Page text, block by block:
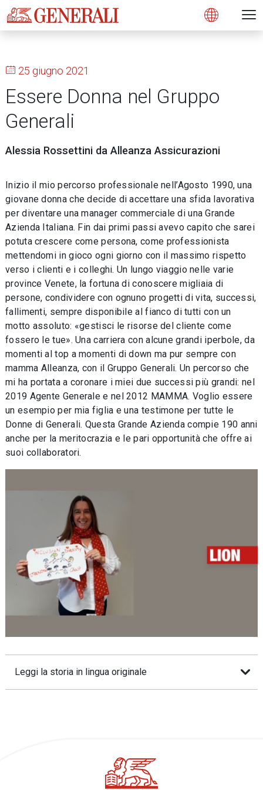
Open
25 giugno 2021
Essere Donna nel Gruppo
Generali
Alessia Rossettini da Alleanza Assicurazioni
Inizio il mio percorso professionale nell’Agosto 1990, una
giovane donna che decide di accettare una sfida lavorativa
per diventare una manager commerciale di una Grande
Azienda Italiana. Fin dai primi passi avevo capito che sarei
potuta crescere come persona, come professionista
mettendomi in gioco ogni giorno con il massimo rispetto
verso i clienti e i colleghi. Un lungo viaggio nelle varie
province Venete, la fortuna di conoscere migliaia di
persone, condividere con ognuno progetti di vita, successi,
fallimenti, sempre disponibile al fianco di tutti con un
motto assoluto: «gestisci le risorse del cliente come
fossero le tue». Una carriera con alcune grandi iperbole, da
momenti al top a momenti di down ma pur sempre con
mamma Alleanza, con il Gruppo Generali. Un percorso che
mi ha portata a coronare i miei due successi più grandi: nel
2019 Agente Generale e nel 2012 MAMMA. Voglio essere
un esempio per mia figlia e una testimone per tutte le
Donne di Generali. Questa Grande Azienda compie 190 anni
anche per la meritocrazia e le pari opportunità che offre ai
suoi collaboratori.
Leggi la storia in lingua originale